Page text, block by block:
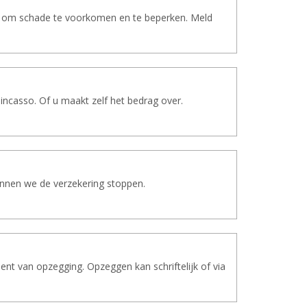
schade te voorkomen en te beperken. Meld
Of u maakt zelf het bedrag over.
we de verzekering stoppen.
van opzegging. Opzeggen kan schriftelijk of via